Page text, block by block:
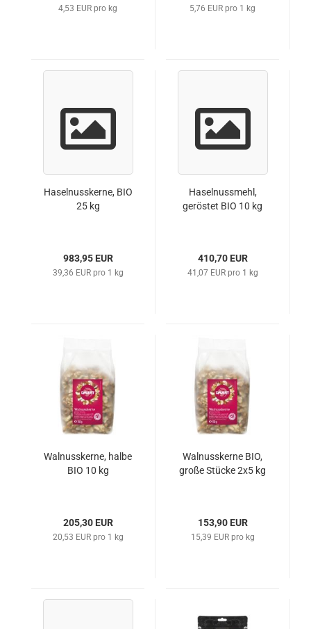
4,53 EUR pro kg 5,76 EUR pro 1 kg
Haselnusskerne, BIO
25 kg
983,95 EUR
39,36 EUR pro 1 kg
Haselnussmehl,
geröstet BIO 10 kg
410,70 EUR
41,07 EUR pro 1 kg
Walnusskerne, halbe
BIO 10 kg
205,30 EUR
20,53 EUR pro 1 kg
Walnusskerne BIO,
große Stücke 2x5 kg
153,90 EUR
15,39 EUR pro kg